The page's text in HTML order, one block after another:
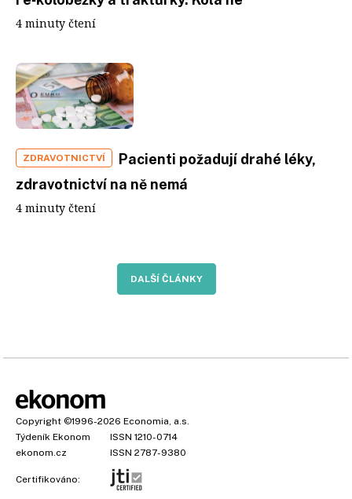
4 minuty čtení
ZDRAVOTNICTVÍ
Pacienti požadují drahé léky,
zdravotnictví na ně nemá
4 minuty čtení
DALŠÍ ČLÁNKY
Copyright ©1996-2026 Economia, a.s.
Týdeník Ekonom
ISSN 1210-0714
ekonom.cz
ISSN 2787-9380
Certifikováno: